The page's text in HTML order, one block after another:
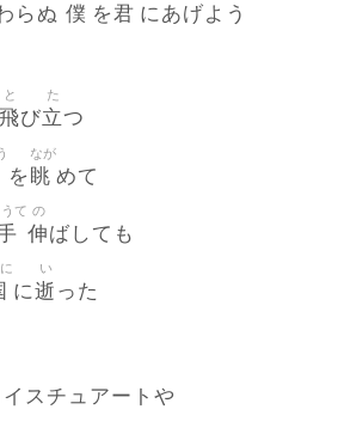
らぬ 僕 を君 にあげよう
飛
と
び立
た
つ
を 眺
なが
めて
て
伸
の
ばしても
に逝
い
った
スチュアートや